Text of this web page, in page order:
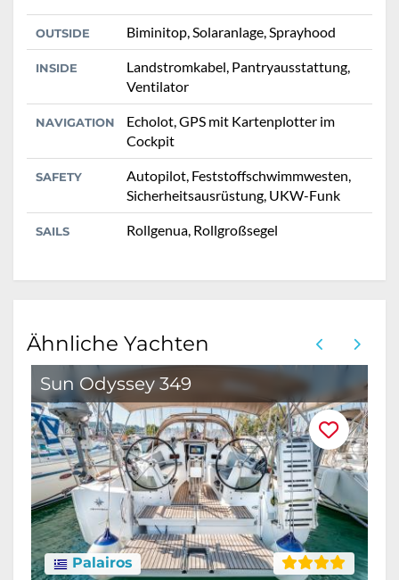
OUTSIDE Biminitop, Solaranlage, Sprayhood
INSIDE
Landstromkabel, Pantryausstattung,
Ventilator
NAVIGATION
Echolot, GPS mit Kartenplotter im
Cockpit
SAFETY
Autopilot, Feststoffschwimmwesten,
Sicherheitsausrüstung, UKW-Funk
SAILS Rollgenua, Rollgroßsegel
Ähnliche Yachten
Sun Odyssey 349
Palairos